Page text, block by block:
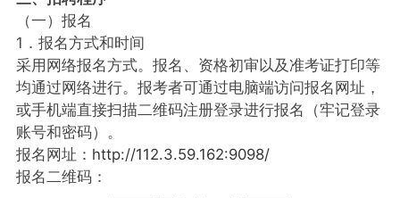
（一）报名
1．报名方式和时间
采用网络报名方式。报名、资格初审以及准考证打印等
均通过网络进行。报考者可通过电脑端访问报名网址，
或手机端直接扫描二维码注册登录进行报名（牢记登录
账号和密码）。
报名网址： http://112.3.59.162:9098/
报名二维码：